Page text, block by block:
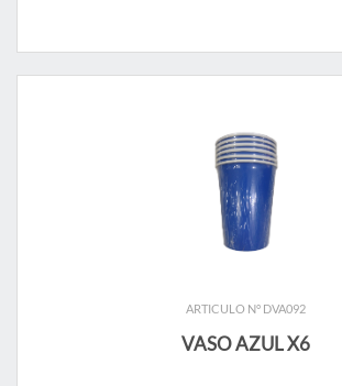
ARTICULO N° DVA092
VASO AZUL X6